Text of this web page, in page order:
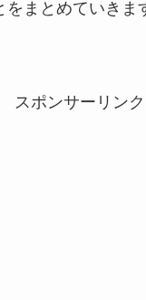
まとめていきま
スポンサーリンク